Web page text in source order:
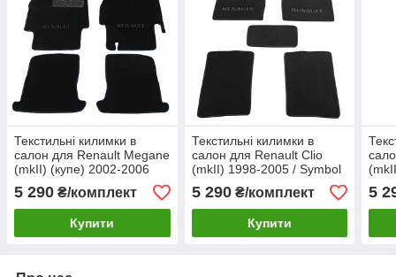
Текстильні килимки в
салон для Renault Megane
(mkII) (купе) 2002-2006
5 290 ₴/комплект
Купити
Текстильні килимки в
салон для Renault Clio
(mkII) 1998-2005 / Symbol
Premium
5 290₴/комплект
Купити
5